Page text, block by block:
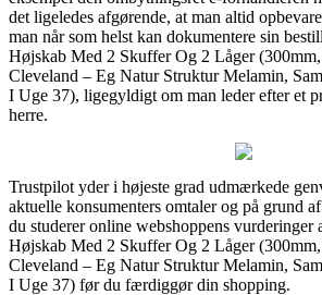
det ligeledes afgørende, at man altid
man når som helst kan dokumentere sin
Højskab Med 2 Skuffer Og 2 Låger
Cleveland – Eg Natur Struktur Melamin,
I Uge 37), ligegyldigt om man leder efter et
herre.
Trustpilot yder i højeste grad udmærkede
aktuelle konsumenters omtaler og på grund
du studerer online webshoppens vurderinger
Højskab Med 2 Skuffer Og 2 Låger
Cleveland – Eg Natur Struktur Melamin,
I Uge 37) før du færdiggør din shopping.